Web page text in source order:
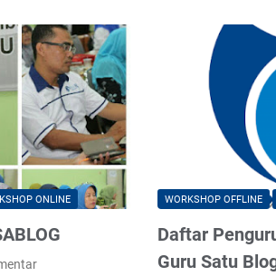
ONLINE WORKSHOP OFFLINE
Daftar
Guru Satu